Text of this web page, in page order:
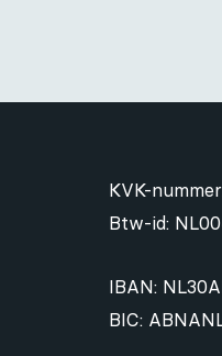
KVK-
Btw-id:
IBAN:
BIC: